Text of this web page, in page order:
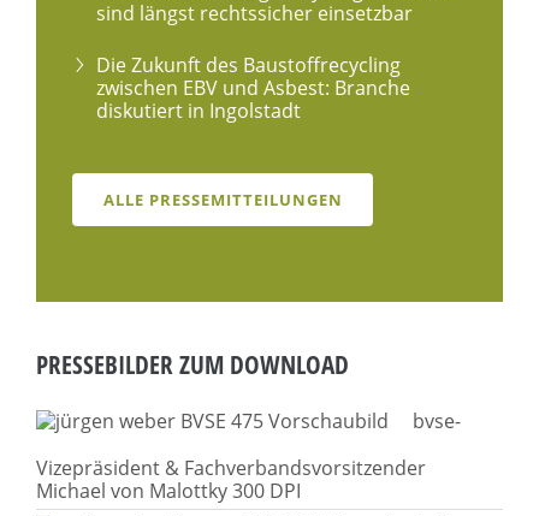
sind längst rechtssicher einsetzbar
Die Zukunft des Baustoffrecycling
zwischen EBV und Asbest: Branche
diskutiert in Ingolstadt
ALLE PRESSEMITTEILUNGEN
PRESSEBILDER ZUM DOWNLOAD
bvse-
Vizepräsident & Fachverbandsvorsitzender
Michael von Malottky 300 DPI